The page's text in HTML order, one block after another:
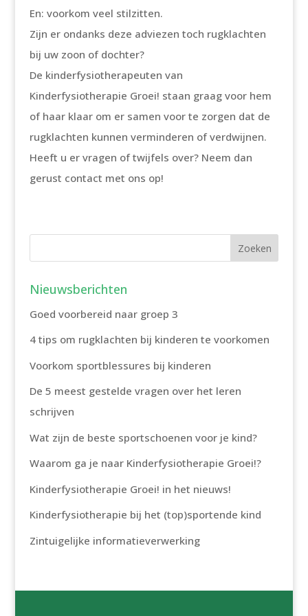
En: voorkom veel stilzitten.
Zijn er ondanks deze adviezen toch rugklachten
bij uw zoon of dochter?
De kinderfysiotherapeuten van
Kinderfysiotherapie Groei! staan graag voor hem
of haar klaar om er samen voor te zorgen dat de
rugklachten kunnen verminderen of verdwijnen.
Heeft u er vragen of twijfels over? Neem dan
gerust contact met ons op!
Nieuwsberichten
Goed voorbereid naar groep 3
4 tips om rugklachten bij kinderen te voorkomen
Voorkom sportblessures bij kinderen
De 5 meest gestelde vragen over het leren
schrijven
Wat zijn de beste sportschoenen voor je kind?
Waarom ga je naar Kinderfysiotherapie Groei!?
Kinderfysiotherapie Groei! in het nieuws!
Kinderfysiotherapie bij het (top)sportende kind
Zintuigelijke informatieverwerking